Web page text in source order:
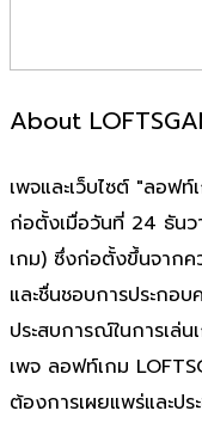
About
เพจและเว็บไซต์ "ลอฟ
ก่อตั้งเมื่อวันที่ 24 ธัน
เกม) ซึ่งก่อตั้งขึ้นจากค
และชื่นชอบการประกอ
ประสบการณ์ในการเล่
เพจ ลอฟท์เกม
ต้องการเผยแพร่และป